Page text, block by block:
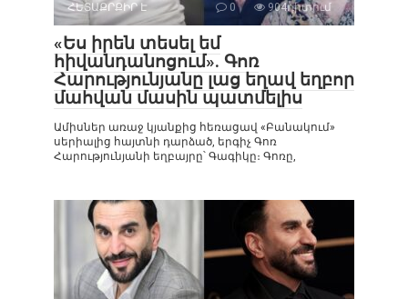
ՀԵՏԱՔՐՔԻՐ Է 0 904դիտում
«Ես իրեն տեսել եմ
հիվանդանոցում». Գոռ
Հարությունյանը լաց եղավ եղբոր
մահվան մասին պատմելիս
Ամիսներ առաջ կյանքից հեռացավ «Բանակում»
սերիալից հայտնի դարձած, երգիչ Գոռ
Հարությունյանի եղբայրը՝ Գագիկը։ Գոռը,